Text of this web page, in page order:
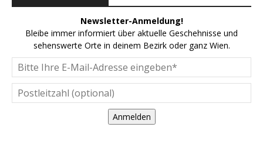
Newsletter-Anmeldung!
Bleibe immer informiert über aktuelle Geschehnisse und
sehenswerte Orte in deinem Bezirk oder ganz Wien.
Anmelden